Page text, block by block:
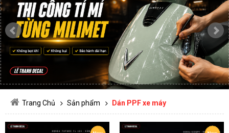
Trang Chủ Sản phẩm Dán PPF xe máy